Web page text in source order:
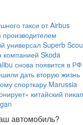
такси от Airbus
производителем
универсал Superb
компанией Skoda
снова появится в РФ
дать вторую жизнь
спорткару Marussia
китайский пикап
автомобиль?